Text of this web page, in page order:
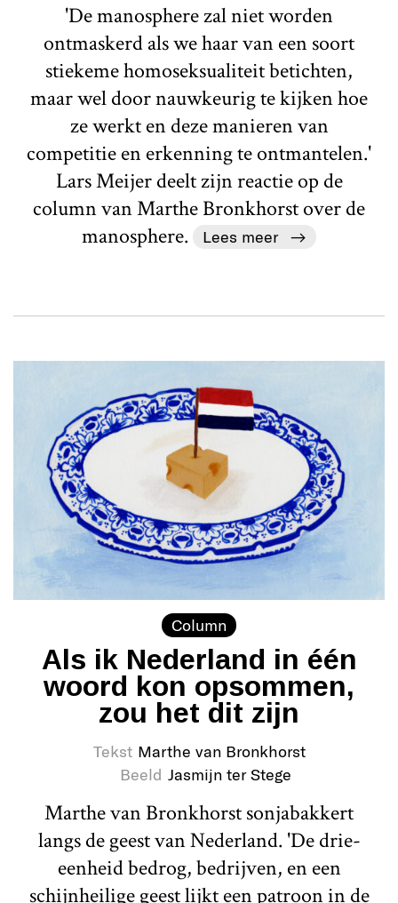
'De manosphere zal niet worden
ontmaskerd als we haar van een soort
stiekeme homoseksualiteit betichten,
maar wel door nauwkeurig te kijken hoe
ze werkt en deze manieren van
competitie en erkenning te ontmantelen.'
Lars Meijer deelt zijn reactie op de
column van Marthe Bronkhorst over de
manosphere.
Lees meer
Column
Als ik Nederland in één
woord kon opsommen,
zou het dit zijn
Tekst Marthe van Bronkhorst
Beeld Jasmijn ter Stege
Marthe van Bronkhorst sonjabakkert
langs de geest van Nederland. 'De drie-
eenheid bedrog, bedrijven, en een
schijnheilige geest lijkt een patroon in de